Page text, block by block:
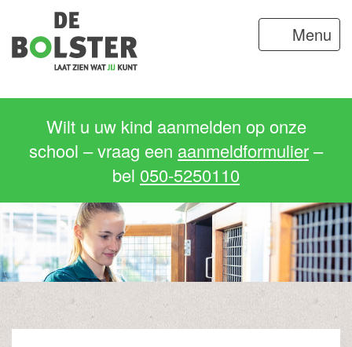
Menu
Wilt u uw kind aanmelden op onze
school – vraag een aanmeldformulier–
bel 050-5250110